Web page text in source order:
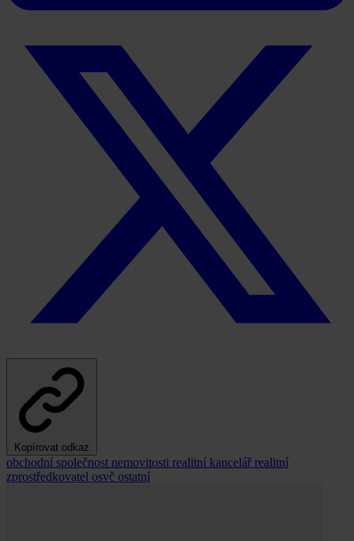
Kopírovat odkaz
obchodní společnost nemovitosti realitní kancelář realitní
zprostředkovatel osvč ostatní